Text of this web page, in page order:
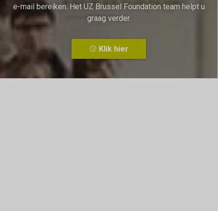
e-mail bereiken. Het UZ Brussel Foundation team helpt u
graag verder.
Klik hier